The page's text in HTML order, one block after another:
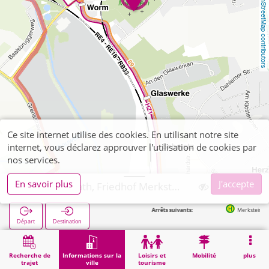
OpenStreetMap contributors
Recherche de
trajet
Informations sur la
ville
Loisirs et
tourisme
Mobilité plus
Départ Destination
Arrêts suivants: Merkstein Alt-Merkstein
Démarrage Informations sur la ville Herzogenrath, Friedhof Merkstein
Ce site internet utilise des cookies. En utilisant notre site
internet, vous déclarez approuver l'utilisation de cookies par
nos services.
En savoir plus
J'accepte